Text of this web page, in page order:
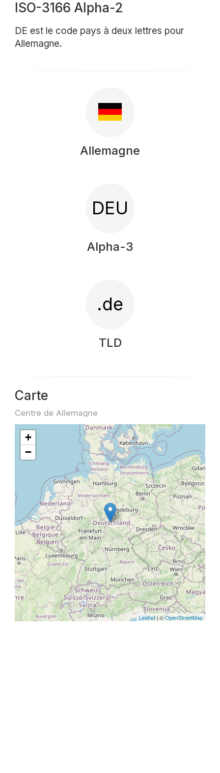
ISO-3166 Alpha-2
DE est le code pays à deux lettres pour
Allemagne.
Allemagne
DEU
Alpha-3
.de
TLD
Carte
Centre de Allemagne
+
−
Leaflet| ©OpenStreetMap